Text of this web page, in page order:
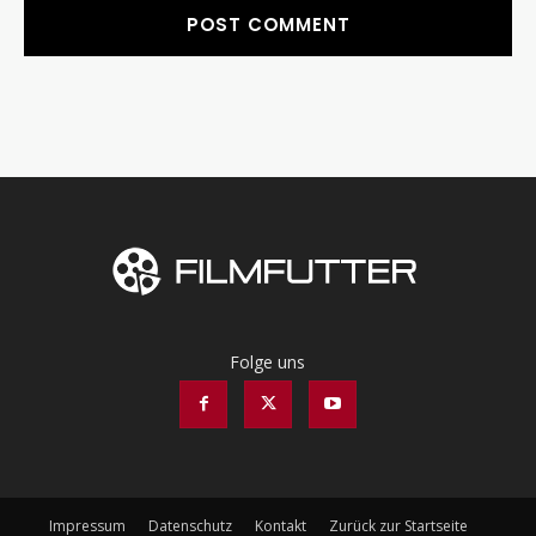
Folge uns
Impressum Datenschutz Kontakt Zurück zur Startseite